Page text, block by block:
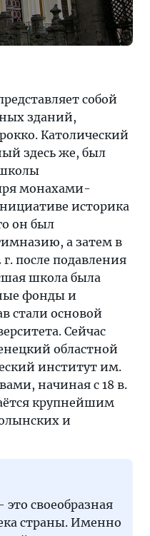
собой
зданий,
Католический
здесь же, был
школы
монахами-
историка
он был
а затем в
после подавления
школа была
фонды и
стали основой
Сейчас
областной
институт им.
начиная с 18 в.
крупнейшим
и
своеобразная
страны. Именно